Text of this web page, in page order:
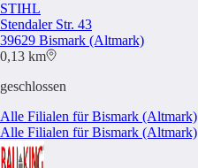
STIHL
Stendaler Str. 43
39629 Bismark (Altmark)
0,13 km
geschlossen
Alle Filialen für Bismark (Altmark)
Alle Filialen für Bismark (Altmark)